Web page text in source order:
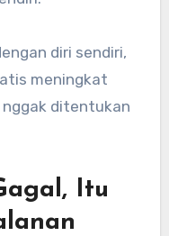
diri sendiri,
meningkat
nggak ditentukan
Itu